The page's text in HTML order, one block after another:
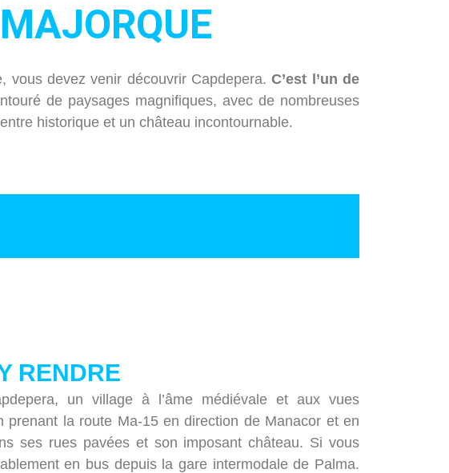
vous devez venir découvrir Capdepera.C’est l’un de
de paysages magnifiques, avec de nombreuses
historique et un château incontournable.
RENDRE
un village à l’âme médiévale et aux vues
la route Ma-15 en direction de Manacor et en
ses rues pavées et son imposant château. Si vous
en bus depuis la gare intermodale de Palma.